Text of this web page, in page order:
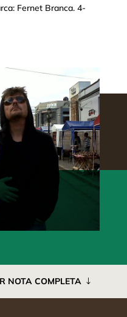
Fernet Branca. 4-
NOTA COMPLETA